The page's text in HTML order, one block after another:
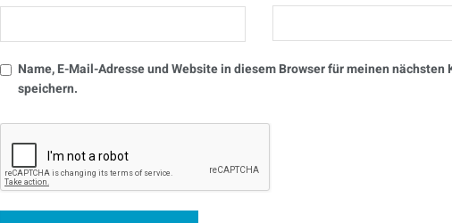
Name, E-Mail-Adresse und Website in diesem Browser für meinen nächsten
speichern.